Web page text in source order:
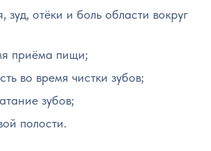
зуд, отёки и боль области вокруг
приёма пищи;
во время чистки зубов;
зубов;
полости.